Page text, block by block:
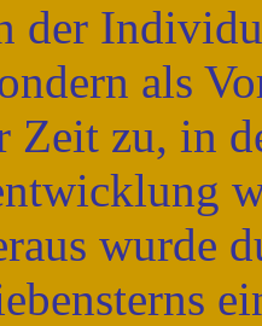
der
als
Zeit zu, in
wurde